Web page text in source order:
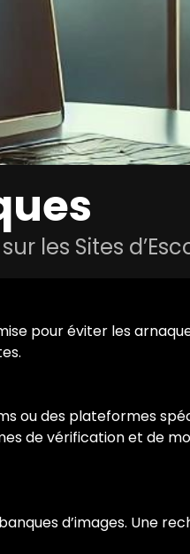
les Sites
pour éviter les
ou des plateformes
de vérification et de
d’images. Une